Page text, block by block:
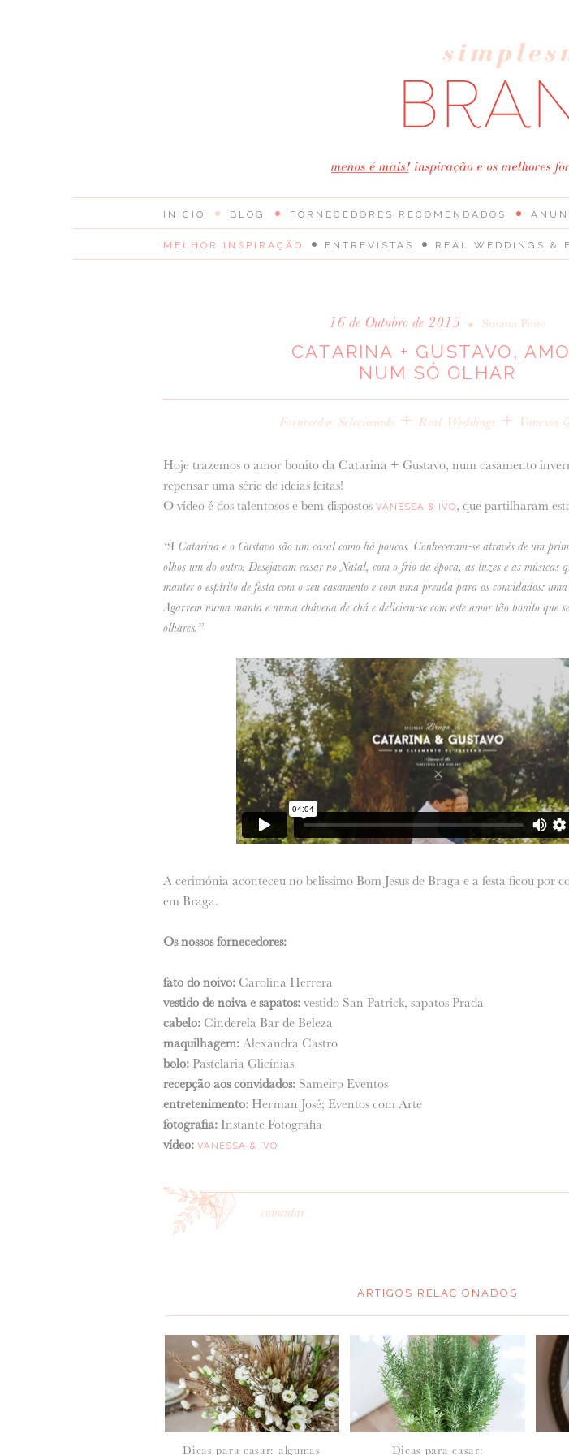
INICIO BLOG
MELHOR INSPIRAÇÃO ENTREVISTAS REAL WEDDINGS &
FORNECEDORES RECOMENDADOS
16 de Outubro de 2015 • Susana Pinto
CATARINA + GUSTAVO,
NUM SÓ OLHAR
Fornecedor Selecionado +Real Weddings + Vanessa
Hoje trazemos o amor bonito da Catarina + Gustavo, num casamento
repensar uma série de ideias feitas!
O vídeo é dos talentosos e bem dispostos VANESSA & IVO, que partilharam
“A Catarina e o Gustavo são um casal como há poucos. Conheceram-se através de um
olhos um do outro. Desejavam casar no Natal, com o frio da época, as luzes e as músicas
manter o espírito de festa com o seu casamento e com uma prenda para os convidados:
Agarrem numa manta e numa chávena de chá e deliciem-se com este amor tão bonito que
olhares.”
A cerimónia aconteceu no belíssimo Bom Jesus de Braga e a festa ficou por
em Braga.
Os nossos fornecedores:
fato do noivo:Carolina Herrera
vestido de noiva e sapatos:vestido San Patrick, sapatos Prada
cabelo:Cinderela Bar de Beleza
maquilhagem:Alexandra Castro
bolo:Pastelaria Glicínias
recepção aos convidados:Sameiro Eventos
entretenimento:Herman José; Eventos com Arte
fotografia:Instante Fotografia
vídeo: VANESSA & IVO
comentar
ARTIGOS RELACIONADOS
Dicas para casar: algumas
Dicas para casar: